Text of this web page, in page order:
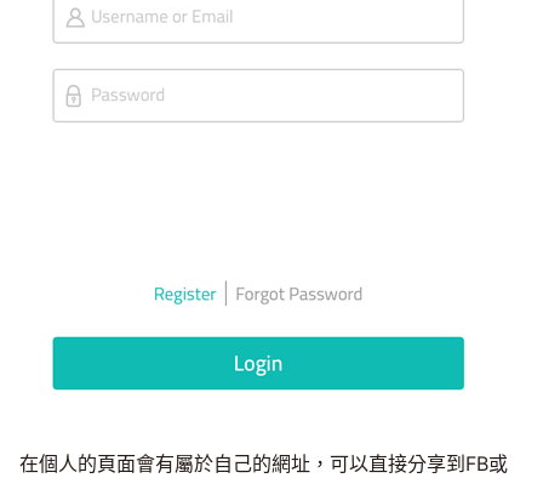
在個人的頁面會有屬於自己的網址，可以直接分享到FB或